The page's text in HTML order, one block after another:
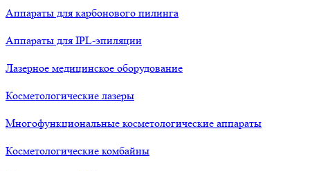
Аппараты для карбонового пилинга
Аппараты для IPL-эпиляции
Лазерное медицинское оборудование
Косметологические лазеры
Многофункциональные косметологические аппараты
Косметологические комбайны